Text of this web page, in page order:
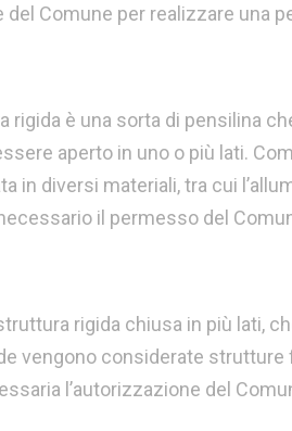
del Comune per realizzare una
rigida è una sorta di pensilina
aperto in uno o più lati.
in diversi materiali, tra cui
il permesso del
rigida chiusa in più lati,
vengono considerate strutture
l’autorizzazione del